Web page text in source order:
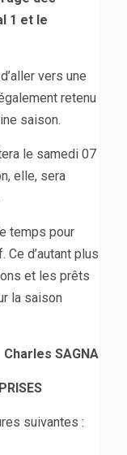
1 et le
vers une
retenu
saison.
le samedi 07
elle, sera
temps pour
d’autant plus
et les prêts
la saison
Charles SAGNA
suivantes :